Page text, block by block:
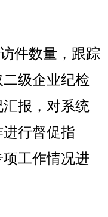
件数量，跟踪
级企业纪检
报，对系统
行督促指
工作情况进